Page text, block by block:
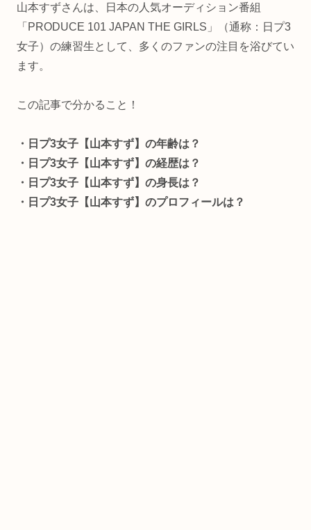
山本すずさんは、日本の人気オーディション番組
「PRODUCE 101 JAPAN THE GIRLS」（通称：日プ3
女子）の練習生として、多くのファンの注目を浴びてい
ます。
この記事で分かること！
・日プ3女子【山本すず】の年齢は？
・日プ3女子【山本すず】の経歴は？
・日プ3女子【山本すず】の身長は？
・日プ3女子【山本すず】のプロフィールは？